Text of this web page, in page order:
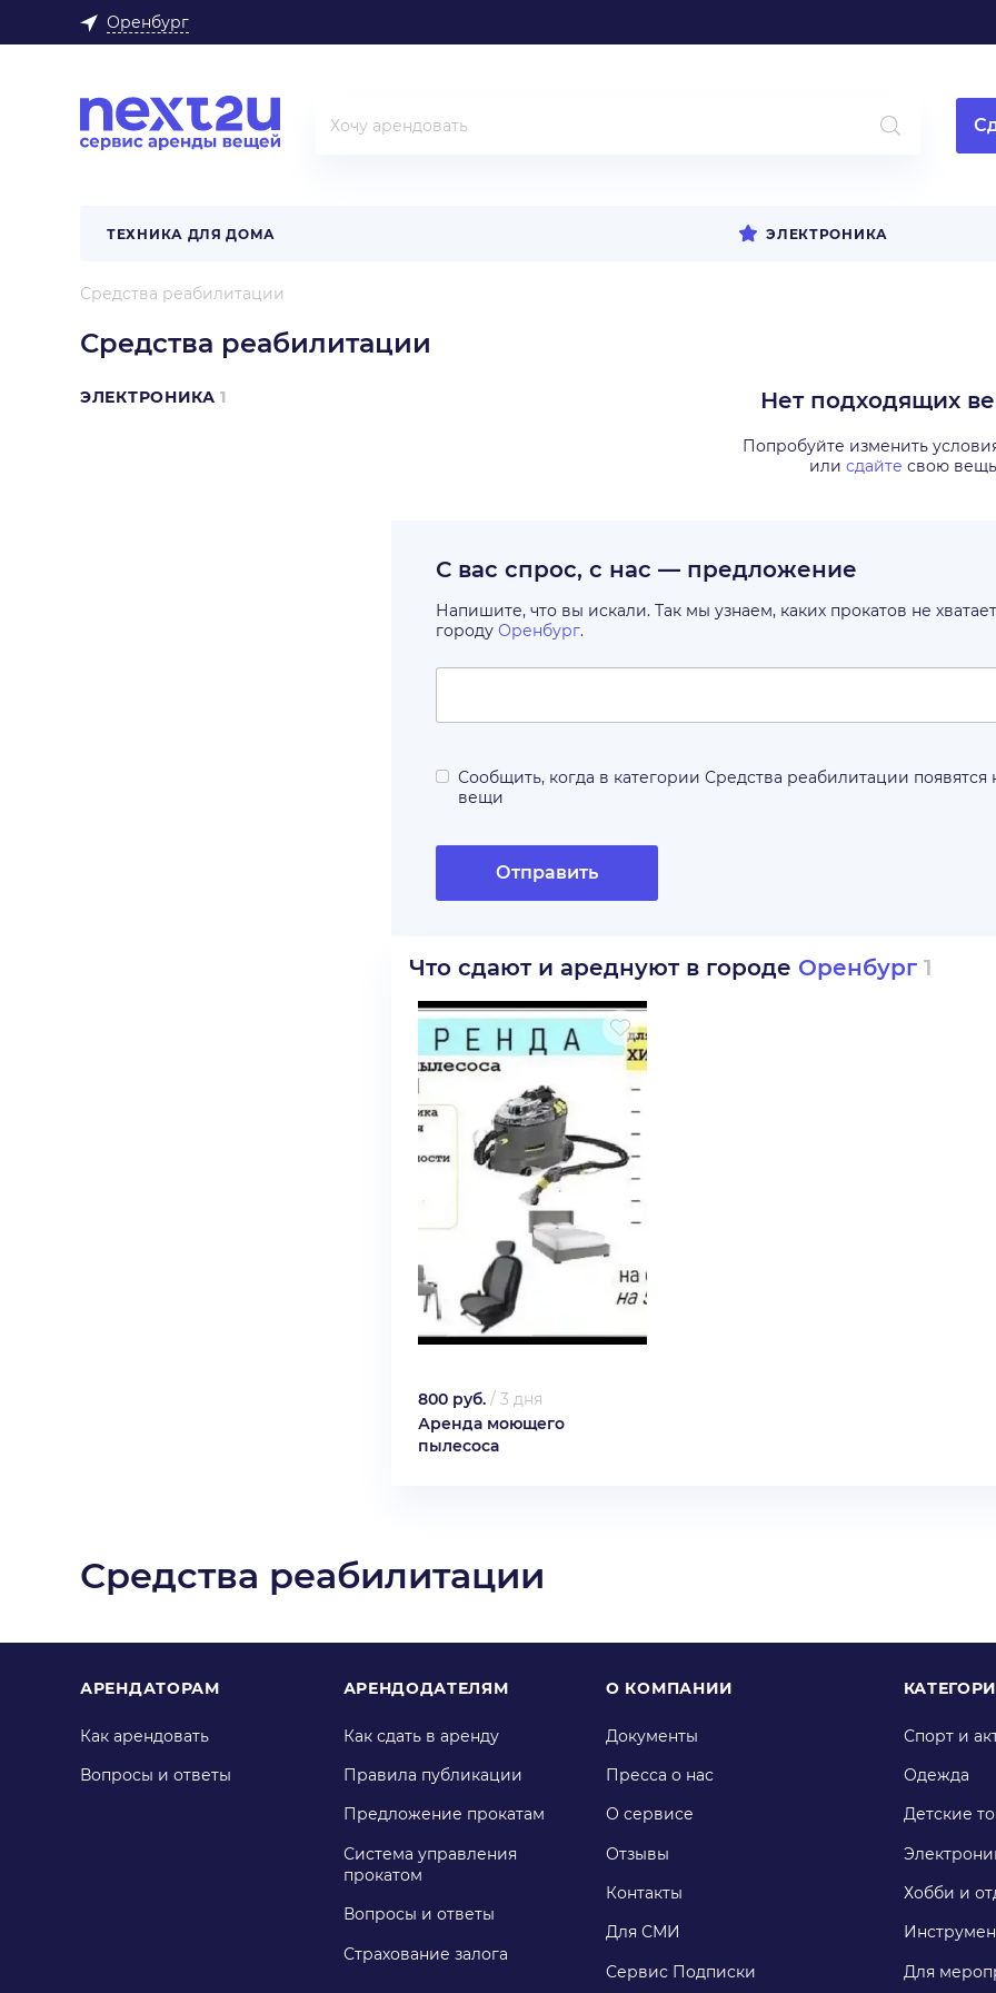
Оренбург
ТЕХНИКА ДЛЯ ДОМА ЭЛЕКТРОНИКА
Средства реабилитации
Средства реабилитации
ЭЛЕКТРОНИКА 1 Нет подходящих
Попробуйте изменить
или сдайте свою вещь
С вас спрос, с нас — предложение
Напишите, что вы искали. Так мы узнаем, каких прокатов не хватает
городу Оренбург.
Сообщить, когда в категории Средства реабилитации появятся
вещи
Отправить
Что сдают и ареднуют в городе Оренбург 1
800 руб. / 3 дня
Аренда моющего
пылесоса
Средства реабилитации
АРЕНДАТОРАМ
Как арендовать
Вопросы и ответы
АРЕНДОДАТЕЛЯМ
Как сдать в аренду
Правила публикации
Предложение прокатам
Система управления
прокатом
Вопросы и ответы
Страхование залога
О КОМПАНИИ
Документы
Пресса о нас
О сервисе
Отзывы
Контакты
Для СМИ
Сервис Подписки
Спорт и
Одежда
Детские
Хобби и
Для